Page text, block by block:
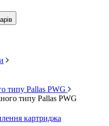
типу Pallas PWG
типу Pallas PWG
картриджа